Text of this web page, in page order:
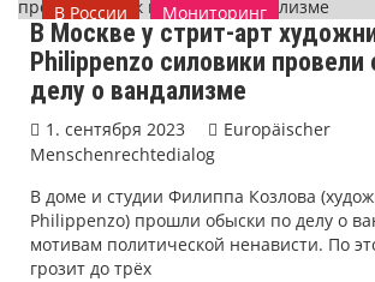
В России Мониторинг
В Москве у стрит-арт
Philippenzo силовики
делу о вандализме
1. сентября 2023
Europäischer
Menschenrechtedialog
В доме и студии Филиппа Козлова
Philippenzo) прошли обыски по делу о
мотивам политической ненависти. По
грозит до трёх